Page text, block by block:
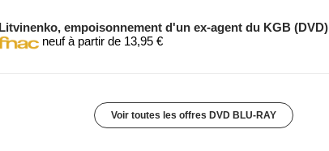
Litvinenko, empoisonnement d'un ex-agent du KGB (DVD)
neuf à partir de 13,95 €
Voir toutes les offres DVD BLU-RAY